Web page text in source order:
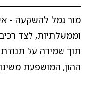
מור גמל להשקעה -
וממשלתיות, לצד
תוך שמירה על
ההון, המושפעת